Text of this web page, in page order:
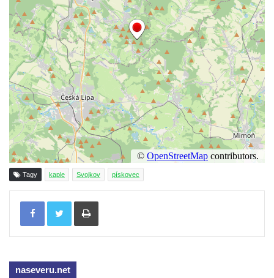
Kaple Getsemanské zahrady na křížové
cestě na Křížovém vrchu ve Frýdlantu
Kaple Božího hrobu na Křížové cestě na
Křížovém vrchu ve Frýdlantu
Poustevna na Křížové cestě na Křížovém
vrchu ve Frýdlantu
Kostel svatého Jakuba Většího v Sokolově
Kostel Nanebevzetí Panny Marie ve
Slunečné
Kostel Jména Panny Marie v Sepekově
Kostel svatých Petra a Pavla v Růžové
Kaple Stětí svatého Jana Křtitele v
Rumburku
Bývalá synagoga v Milevsku
Krásně
Tagy kaple Svojkov pískovec
Tisknout
naseveru.net